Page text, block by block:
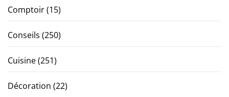
Comptoir(15)
Conseils (250)
Cuisine(251)
Décoration (22)